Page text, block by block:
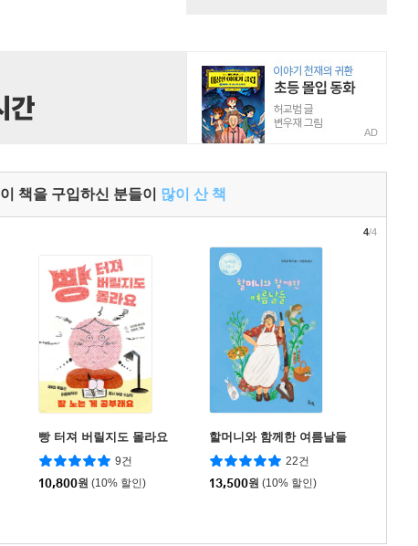
AD
이 책을 구입하신 분들이 많이 산 책
빵 터져 버릴지도 몰라요
9건
10,800원 (10% 할인)
할머니와 함께한 여름날들
22건
13,500원 (10% 할인)
4/4